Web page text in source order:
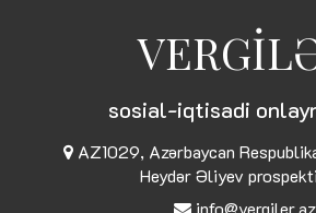
sosial-iqtisadi
AZ1029, Azərbaycan
Heydər Əliyev
info@vergiler.az